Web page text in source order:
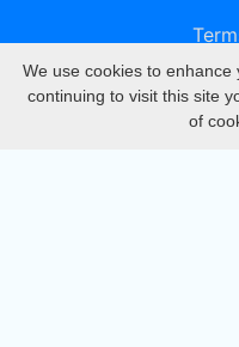
We use cookies to enhance
continuing to visit this site
of